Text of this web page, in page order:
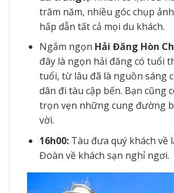
trăm năm, nhiều góc chụp
hấp dẫn tất cả mọi du khách.
Ngắm ngọn Hải Đăng Hòn
đây là ngọn hải đăng có tuổi
tuổi, từ lâu đã là nguồn sáng
dân đi tàu cập bến. Bạn cũng
trọn vẹn những cung đường
vời.
16h00:Tàu đưa quý khách về
Đoàn về khách sạn nghỉ ngơi.